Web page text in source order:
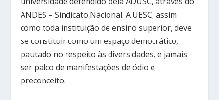
ANDES – Sindicato Nacional. A UESC, assim
como toda instituição de ensino superior, deve
se constituir como um espaço democrático,
pautado no respeito às diversidades, e jamais
ser palco de manifestações de ódio e
preconceito.